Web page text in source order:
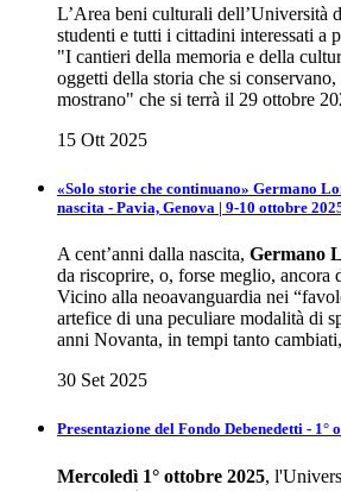
L’Area beni culturali dell’Università
studenti e tutti i cittadini interessati a
"I cantieri della memoria e della
oggetti della storia che si
mostrano" che si terrà il 29 ottobre
15 Ott 2025
«Solo storie che continuano» Germano
nascita - Pavia, Genova | 9-10 ottobre
A cent’anni dalla nascita, Germano
da riscoprire, o, forse meglio, ancora
Vicino alla neoavanguardia nei
artefice di una peculiare modalità di
anni Novanta, in tempi tanto
30 Set 2025
Presentazione del Fondo Debenedetti - 1°
Mercoledì 1° ottobre 2025,